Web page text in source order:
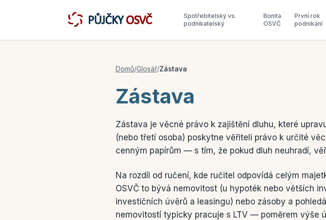
Spotřebitelský vs.
podnikatelský
Bonita
OSVČ
První rok
podnikání
Domů/Glosář/Zástava
Zástava
Zástava je věcné právo k zajištění dluhu, které
(nebo třetí osoba) poskytne věřiteli právo k určité
cenným papírům — s tím, že pokud dluh neuhradí,
Na rozdíl od ručení, kde ručitel odpovídá celým
OSVČ to bývá nemovitost (u hypoték nebo větších
investičních úvěrů a leasingu) nebo zásoby a
nemovitostí typicky pracuje s LTV — poměrem výše